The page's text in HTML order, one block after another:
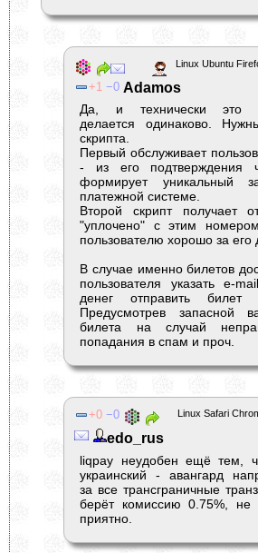
Linux Ubuntu
1 0 Adamos
Да, и технически это
делается одинаково.
скрипта.
Первый обслуживает
- из его подтверждения
формирует уникальный
платежной системе.
Второй скрипт получает
"уплочено" с этим
пользователю хорошо за его
В случае именно билетов
пользователя указать e-
денег отправить
Предусмотрев запасной
билета на случай
попадания в спам и проч.
Linux Safari
0 0
edo_rus
liqpay неудобен ещё тем,
украинский - авангард
за все трансграничные
берёт комиссию 0.75%, не
приятно.